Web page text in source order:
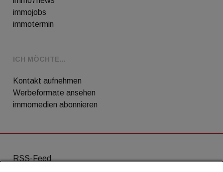
immojobs
immotermin
ICH MÖCHTE...
Kontakt aufnehmen
Werbeformate ansehen
immomedien abonnieren
RSS-Feed